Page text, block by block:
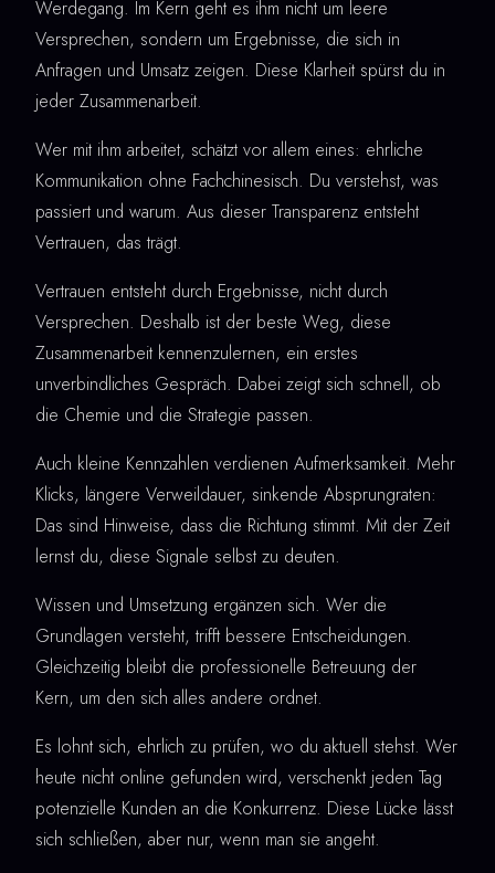
Werdegang. Im Kern geht es ihm nicht um leere
Versprechen, sondern um Ergebnisse, die sich in
Anfragen und Umsatz zeigen. Diese Klarheit spürst du in
jeder Zusammenarbeit.
Wer mit ihm arbeitet, schätzt vor allem eines: ehrliche
Kommunikation ohne Fachchinesisch. Du verstehst, was
passiert und warum. Aus dieser Transparenz entsteht
Vertrauen, das trägt.
Vertrauen entsteht durch Ergebnisse, nicht durch
Versprechen. Deshalb ist der beste Weg, diese
Zusammenarbeit kennenzulernen, ein erstes
unverbindliches Gespräch. Dabei zeigt sich schnell, ob
die Chemie und die Strategie passen.
Auch kleine Kennzahlen verdienen Aufmerksamkeit. Mehr
Klicks, längere Verweildauer, sinkende Absprungraten:
Das sind Hinweise, dass die Richtung stimmt. Mit der Zeit
lernst du, diese Signale selbst zu deuten.
Wissen und Umsetzung ergänzen sich. Wer die
Grundlagen versteht, trifft bessere Entscheidungen.
Gleichzeitig bleibt die professionelle Betreuung der
Kern, um den sich alles andere ordnet.
Es lohnt sich, ehrlich zu prüfen, wo du aktuell stehst. Wer
heute nicht online gefunden wird, verschenkt jeden Tag
potenzielle Kunden an die Konkurrenz. Diese Lücke lässt
sich schließen, aber nur, wenn man sie angeht.